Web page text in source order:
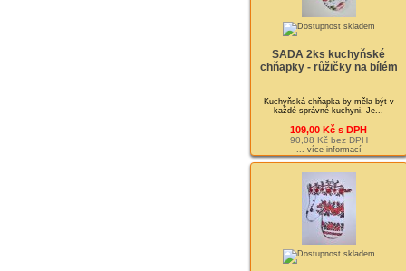
SADA 2ks kuchyňské
chňapky - růžičky na bílém
Kuchyňská chňapka by měla být v
každé správné kuchyni. Je...
109,00 Kč s DPH
90,08 Kč bez DPH
... více informací